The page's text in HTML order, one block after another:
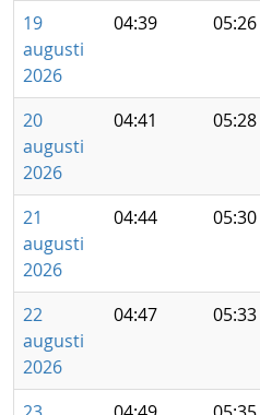
19
augusti
2026
04:39 05:26
20
augusti
2026
04:41 05:28
21
augusti
2026
04:44 05:30
22
augusti
2026
04:47 05:33